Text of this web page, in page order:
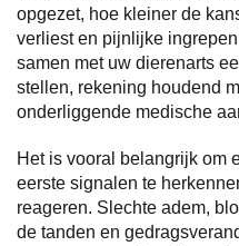
opgezet, hoe kleiner de
verliest en pijnlijke
samen met uw dierenarts
stellen, rekening houdend
onderliggende medische
Het is vooral belangrijk om
eerste signalen te
reageren. Slechte adem,
de tanden en